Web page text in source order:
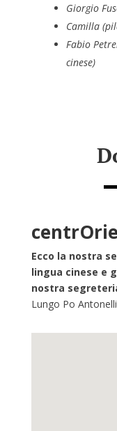
Giorgio
Camilla
Fabio
cinese)
Ecco la nostra
lingua cinese e
nostra
Lungo Po